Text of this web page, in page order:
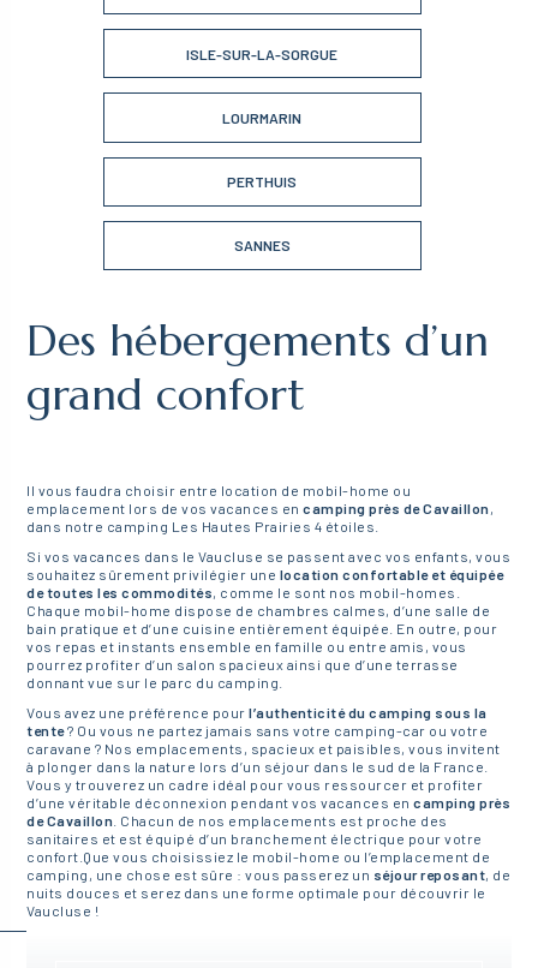
ISLE-SUR-LA-SORGUE
LOURMARIN
PERTHUIS
SANNES
Des hébergements d’un
grand confort
Il vous faudra choisir entre location de mobil-home ou
emplacement lors de vos vacances encamping près de Cavaillon,
dans notre camping Les Hautes Prairies 4 étoiles.
Si vos vacances dans le Vaucluse se passent avec vos enfants, vous
souhaitez sûrement privilégier une location confortable et équipée
de toutes les commodités, comme le sont nos mobil-homes.
Chaque mobil-home dispose de chambres calmes, d’une salle de
bain pratique et d’une cuisine entièrement équipée. En outre, pour
vos repas et instants ensemble en famille ou entre amis, vous
pourrez profiter d’un salon spacieux ainsi que d’une terrasse
donnant vue sur le parc du camping.
Vous avez une préférence pourl’authenticité du camping sous la
tente? Ou vous ne partez jamais sans votre camping-car ou votre
caravane ? Nos emplacements, spacieux et paisibles, vous invitent
à plonger dans la nature lors d’un séjour dans le sud de la France.
Vous y trouverez un cadre idéal pour vous ressourcer et profiter
d’une véritable déconnexion pendant vos vacances encamping près
de Cavaillon . Chacun de nos emplacements est proche des
sanitaires et est équipé d’un branchement électrique pour votre
confort.Que vous choisissiez le mobil-home ou l’emplacement de
camping, une chose est sûre : vous passerez un séjour reposant, de
nuits douces et serez dans une forme optimale pour découvrir le
Vaucluse !